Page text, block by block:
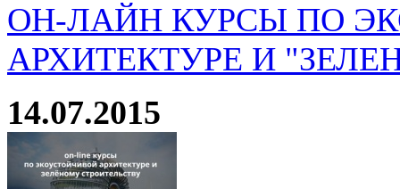
ОН-ЛАЙН КУРСЫ ПО
АРХИТЕКТУРЕ И
14.07.2015